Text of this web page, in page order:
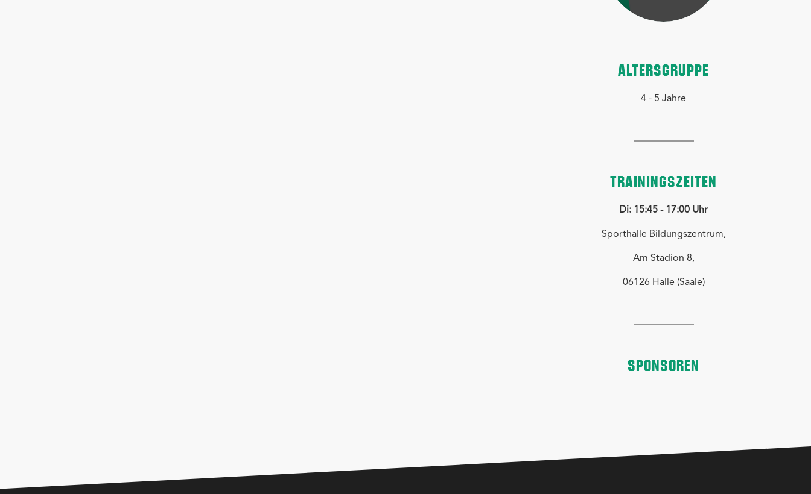
ALTERSGRUPPE
4 - 5 Jahre
TRAININGSZEITEN
Di: 15:45 - 17:00 Uhr
Sporthalle Bildungszentrum,
Am Stadion 8,
06126 Halle (Saale)
SPONSOREN